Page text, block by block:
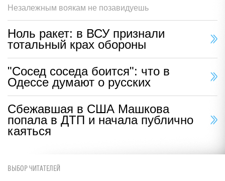
Незалежным воякам не позавидуешь
Ноль ракет: в ВСУ признали
тотальный крах обороны
"Сосед соседа боится": что в
Одессе думают о русских
Сбежавшая в США Машкова
попала в ДТП и начала публично
каяться
ВЫБОР ЧИТАТЕЛЕЙ